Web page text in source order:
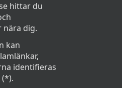
hittar du
nära dig.
kan
identifieras